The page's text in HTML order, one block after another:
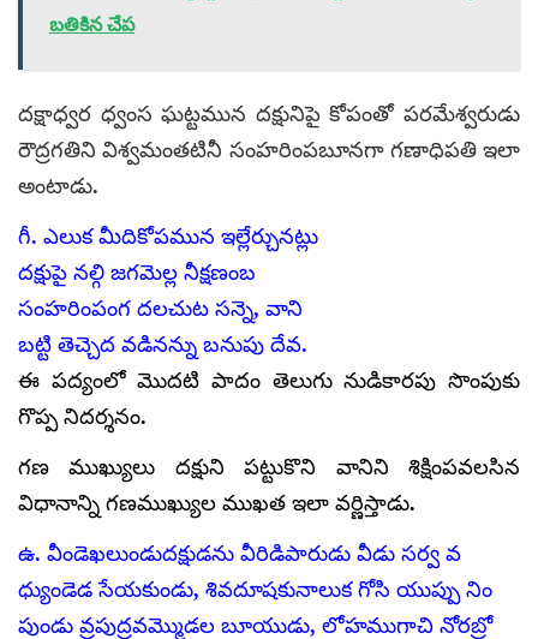
బతికిన చేప
దక్షాధ్వర ధ్వంస ఘట్టమున దక్షునిపై కోపంతో పరమేశ్వరుడు
రౌద్రగతిని విశ్వమంతటినీ సంహరింపబూనగా గణాధిపతి ఇలా
అంటాడు.
గీ. ఎలుక మీదికోపమున ఇల్లేర్చునట్లు
దక్షుపై నల్గి జగమెల్ల నీక్షణంబ
సంహరింపంగ దలచుట సన్నె, వాని
బట్టి తెచ్చెద వడినన్ను బనుపు దేవ.
ఈ పద్యంలో మొదటి పాదం తెలుగు నుడికారపు సొంపుకు
గొప్ప నిదర్శనం.
గణ ముఖ్యులు దక్షుని పట్టుకొని వానిని శిక్షింపవలసిన
విధానాన్ని గణముఖ్యుల ముఖత ఇలా వర్ణిస్తాడు.
ఉ. వీండెఖలుండుదక్షుడను వీరిడిపారుడు వీడు సర్వ వ
ధ్యుండెడ సేయకుండు, శివదూషకునాలుక గోసి యుప్పు నిం
పుండు వ్రపుద్రవమ్మొడల బూయుడు, లోహముగాచి నోరబ్రో